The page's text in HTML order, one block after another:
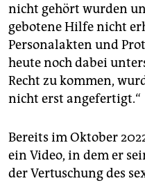
nicht gehört wurden
gebotene Hilfe nicht
Personalakten und
heute noch dabei
Recht zu kommen,
nicht erst angefertigt.“
Bereits im Oktober
ein Video, in dem er
der Vertuschung des